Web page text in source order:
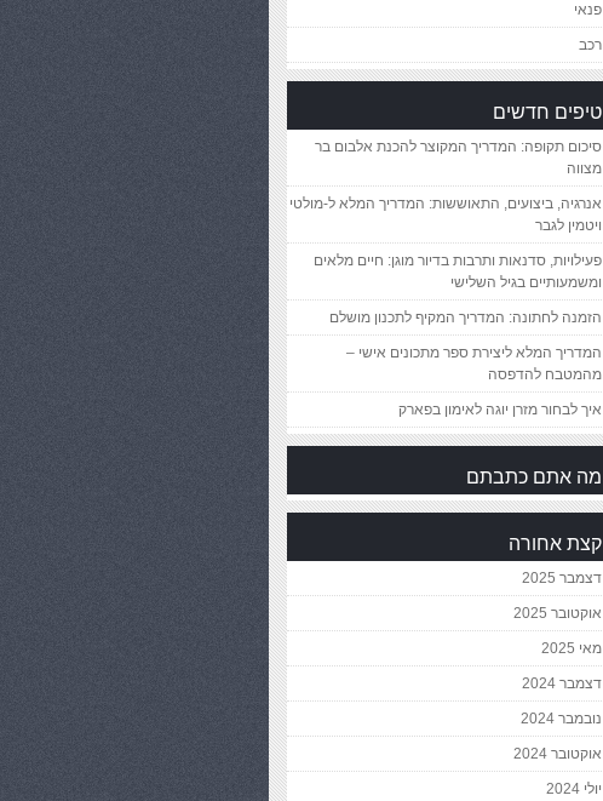
פנאי
רכב
טיפים חדשים
סיכום תקופה: המדריך המקוצר להכנת אלבום בר
מצווה
אנרגיה, ביצועים, התאוששות: המדריך המלא ל-מולטי
ויטמין לגבר
פעילויות, סדנאות ותרבות בדיור מוגן: חיים מלאים
ומשמעותיים בגיל השלישי
הזמנה לחתונה: המדריך המקיף לתכנון מושלם
המדריך המלא ליצירת ספר מתכונים אישי –
מהמטבח להדפסה
איך לבחור מזרן יוגה לאימון בפארק
מה אתם כתבתם
קצת אחורה
דצמבר 2025
אוקטובר 2025
מאי 2025
דצמבר 2024
נובמבר 2024
אוקטובר 2024
יולי 2024